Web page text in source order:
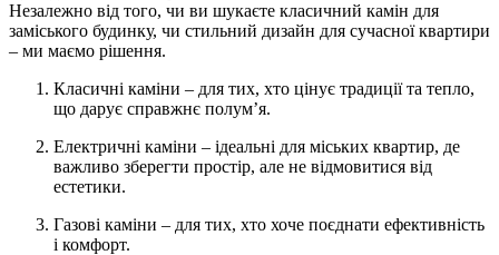
Незалежно від того, чи ви шукаєте класичний камін для
заміського будинку, чи стильний дизайн для сучасної квартири
– ми маємо рішення.
Класичні каміни – для тих, хто цінує традиції та тепло,
що дарує справжнє полум’я.
Електричні каміни – ідеальні для міських квартир, де
важливо зберегти простір, але не відмовитися від
естетики.
Газові каміни – для тих, хто хоче поєднати ефективність
і комфорт.